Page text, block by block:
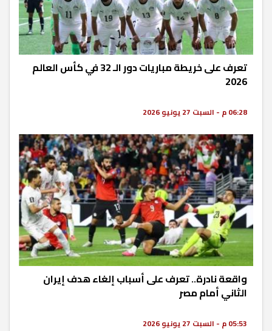
تعرف على خريطة مباريات دور الـ 32 في كأس العالم
2026
06:28 م - السبت 27 يونيو 2026
واقعة نادرة.. تعرف على أسباب إلغاء هدف إيران
الثاني أمام مصر
05:53 م - السبت 27 يونيو 2026